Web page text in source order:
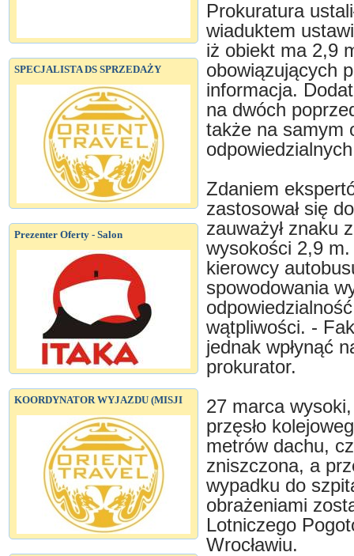
SPECJALISTA DS SPRZEDAŻY
Prezenter Oferty - Salon
KOORDYNATOR WYJAZDU (MISJI
Prokuratura
wiaduktem
iż obiekt ma 2,9
obowiązujących
informacja.
na dwóch
także na samym
Zdaniem
zastosował się
zauważył znaku
wysokości 2,9 m.
kierowcy
spowodowania
wątpliwości. -
jednak wpłynąć
prokurator.
27 marca
przęsło
metrów dachu,
zniszczona, a
wypadku do
obrażeniami
Lotniczego
Wrocławiu.